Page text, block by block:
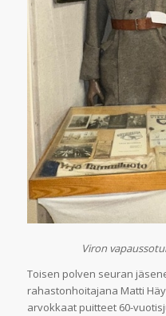
Viron
Toisen polven seuran
rahastonhoitajana Matti
arvokkaat puitteet 60-